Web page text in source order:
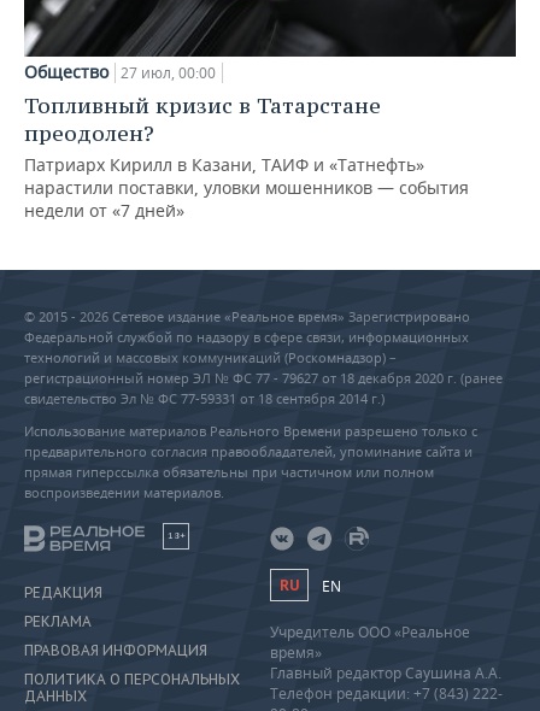
Общество 27 июл, 00:00
Топливный кризис в Татарстане
преодолен?
Патриарх Кирилл в Казани, ТАИФ и «Татнефть»
нарастили поставки, уловки мошенников — события
недели от «7 дней»
© 2015 - 2026 Сетевое издание «Реальное время» Зарегистрировано
Федеральной службой по надзору в сфере связи, информационных
технологий и массовых коммуникаций (Роскомнадзор) –
регистрационный номер ЭЛ № ФС 77 - 79627 от 18 декабря 2020 г. (ранее
свидетельство Эл № ФС 77-59331 от 18 сентября 2014 г.)
Использование материалов Реального Времени разрешено только с
предварительного согласия правообладателей, упоминание сайта и
прямая гиперссылка обязательны при частичном или полном
воспроизведении материалов.
18+
РЕДАКЦИЯ
РЕКЛАМА
ПРАВОВАЯ ИНФОРМАЦИЯ
ПОЛИТИКА О ПЕРСОНАЛЬНЫХ
ДАННЫХ
RU EN
Учредитель ООО «Реальное
время»
Главный редактор Саушина А.А.
Телефон редакции: +7 (843) 222-